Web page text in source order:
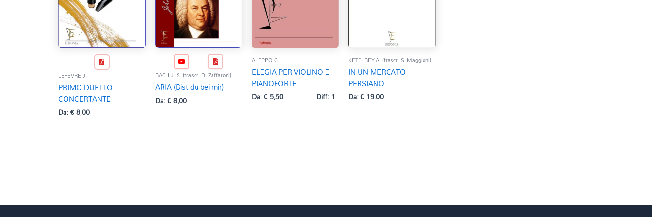
LEFEVRE J.
PRIMO DUETTO
CONCERTANTE
Da:€8,00
BACH J. S. (trascr. D. Zaffaroni)
ARIA (Bist du bei mir)
Da:€8,00
ALEPPO G.
ELEGIA PER VIOLINO E
PIANOFORTE
Da:€5,50 Diff: 1
KETELBEY A. (trascr. S. Maggioni)
IN UN MERCATO
PERSIANO
Da:€19,00